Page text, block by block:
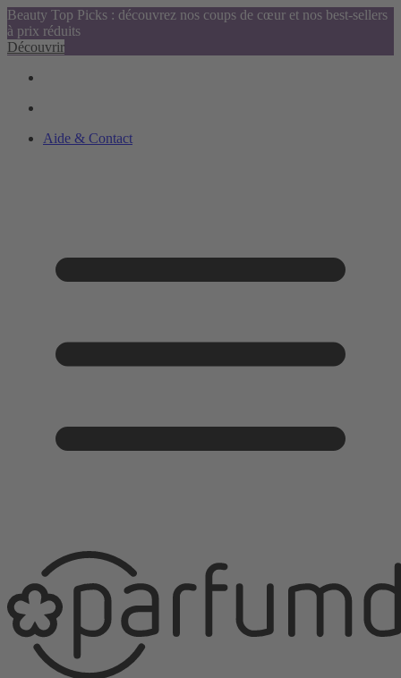
Beauty Top Picks : découvrez nos coups de cœur et nos best-sellers
à prix réduits
Découvrir
Aide & Contact